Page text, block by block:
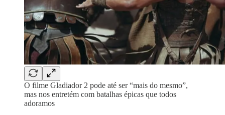
O filme Gladiador 2 pode até ser “mais do mesmo”,
mas nos entretém com batalhas épicas que todos
adoramos